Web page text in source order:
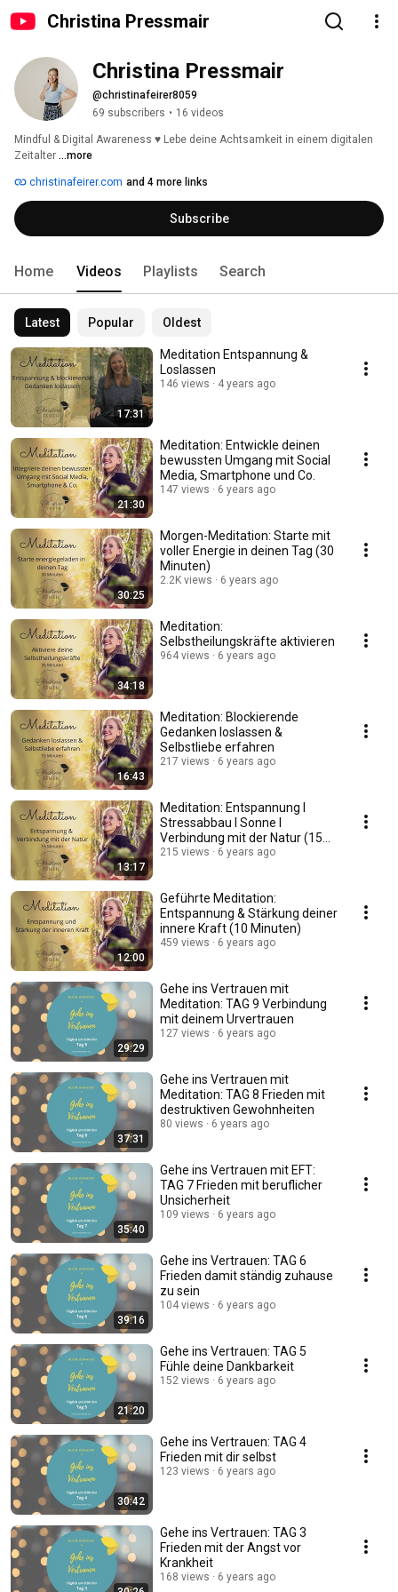
Christina Pressmair
Christina Pressmair
@christinafeirer8059
69 subscribers • 16 videos
Mindful & Digital Awareness ♥ Lebe deine Achtsamkeit in einem digitalen
Zeitalter ...more
christinafeirer.com and 4 more links
Subscribe
Home Videos Playlists Search
Latest Popular Oldest
17:31
Meditation Entspannung &
Loslassen
146 views 4 years ago
21:30
Meditation: Entwickle deinen
bewussten Umgang mit Social
Media, Smartphone und Co.
147 views 6 years ago
30:25
Morgen-Meditation: Starte mit
voller Energie in deinen Tag (30
Minuten)
2.2K views 6 years ago
34:18
Meditation:
Selbstheilungskräfte aktivieren
964 views 6 years ago
16:43
Meditation: Blockierende
Gedanken loslassen &
Selbstliebe erfahren
217 views 6 years ago
13:17
Meditation: Entspannung I
Stressabbau I Sonne I
Verbindung mit der Natur (15
Minuten)
215 views 6 years ago
12:00
Geführte Meditation:
Entspannung & Stärkung deiner
innere Kraft (10 Minuten)
459 views 6 years ago
29:29
Gehe ins Vertrauen mit
Meditation: TAG 9 Verbindung
mit deinem Urvertrauen
127 views 6 years ago
37:31
Gehe ins Vertrauen mit
Meditation: TAG 8 Frieden mit
destruktiven Gewohnheiten
80 views 6 years ago
35:40
Gehe ins Vertrauen mit EFT:
TAG 7 Frieden mit beruflicher
Unsicherheit
109 views 6 years ago
39:16
Gehe ins Vertrauen: TAG 6
Frieden damit ständig zuhause
zu sein
104 views 6 years ago
21:20
Gehe ins Vertrauen: TAG 5
Fühle deine Dankbarkeit
152 views 6 years ago
30:42
Gehe ins Vertrauen: TAG 4
Frieden mit dir selbst
123 views 6 years ago
Gehe ins Vertrauen: TAG 3
Frieden mit der Angst vor
Krankheit
168 views 6 years ago